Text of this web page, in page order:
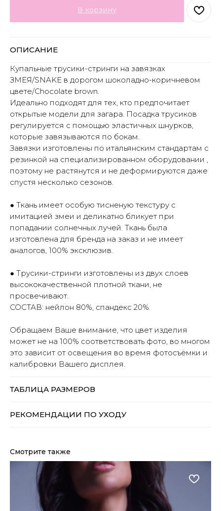
В корзину
ОПИСАНИЕ
Купальные трусики-стринги на завязках
ЗМЕЯ/SNAKE в дорогом шоколадно-коричневом
цвете/Chocolate brown.
Идеально подходят для тех, кто предпочитает
открытые модели для загара. Посадка трусиков
регулируется с помощью эластичных шнурков,
которые завязываются по бокам.
Завязки изготовлены по итальянским стандартам с
резинкой на специализированном оборудовании ,
поэтому не растянутся и не деформируются даже
спустя несколько сезонов.
● Ткань имеет особую тисненую текстуру с
имитацией змеи и деликатно бликует при
попадании солнечных лучей. Ткань была
изготовлена для бренда на заказ и не имеет
аналогов, 100% эксклюзив.
● Трусики-стринги изготовлены из двух слоев
высококачественной плотной ткани, не
просвечивают.
СОСТАВ: нейлон 80%, спандекс 20%.
Обращаем Ваше внимание, что цвет изделия
может не на 100% соответствовать фото, во многом
это зависит от освещения во время фотосъёмки и
калибровки Вашего дисплея.
ТАБЛИЦА РАЗМЕРОВ
РЕКОМЕНДАЦИИ ПО УХОДУ
Смотрите также
Оплата частями
покупки картой любого банка, остальное
— тремя платежами раз в две недели.
25% 25%
Понятно